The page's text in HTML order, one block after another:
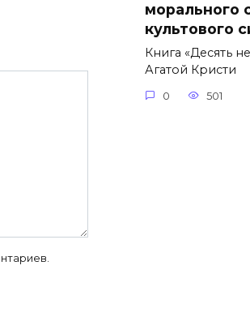
морального
культового
Книга «Десять
Агатой Кристи
0 501